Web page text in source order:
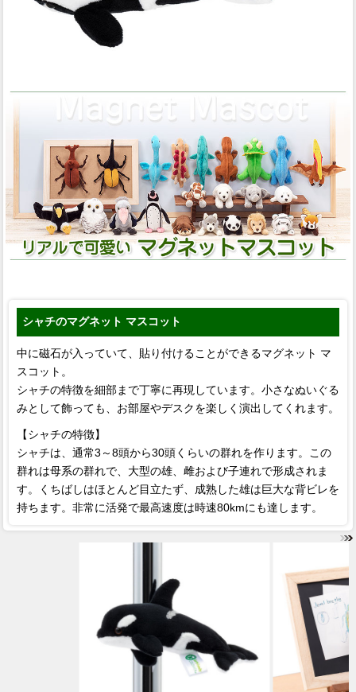
シャチのマグネット マスコット
中に磁石が入っていて、貼り付けることができるマグネット マ
スコット。
シャチの特徴を細部まで丁寧に再現しています。小さなぬいぐる
みとして飾っても、お部屋やデスクを楽しく演出してくれます。
【シャチの特徴】
シャチは、通常3～8頭から30頭くらいの群れを作ります。この
群れは母系の群れで、大型の雄、雌および子連れで形成されま
す。くちばしはほとんど目立たず、成熟した雄は巨大な背ビレを
持ちます。非常に活発で最高速度は時速80kmにも達します。